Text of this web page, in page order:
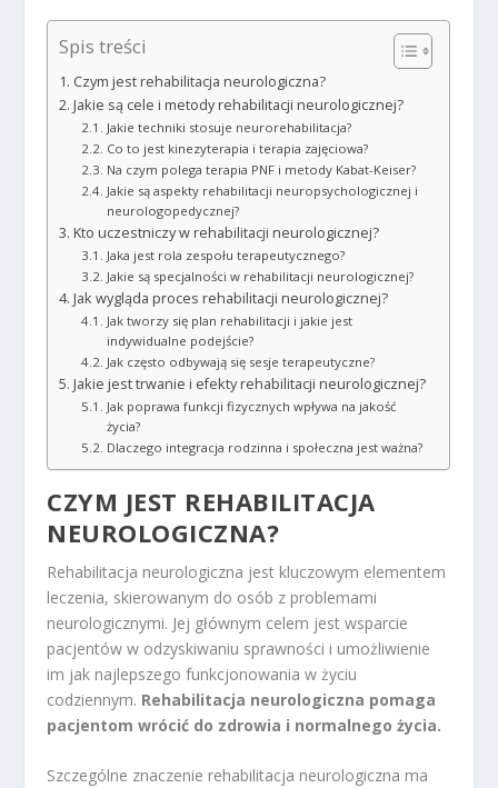
Spis treści
Czym jest rehabilitacja neurologiczna?
Jakie są cele i metody rehabilitacji neurologicznej?
Jakie techniki stosuje neurorehabilitacja?
Co to jest kinezyterapia i terapia zajęciowa?
Na czym polega terapia PNF i metody Kabat-Keiser?
Jakie są aspekty rehabilitacji neuropsychologicznej i
neurologopedycznej?
Kto uczestniczy w rehabilitacji neurologicznej?
Jaka jest rola zespołu terapeutycznego?
Jakie są specjalności w rehabilitacji neurologicznej?
Jak wygląda proces rehabilitacji neurologicznej?
Jak tworzy się plan rehabilitacji i jakie jest
indywidualne podejście?
Jak często odbywają się sesje terapeutyczne?
Jakie jest trwanie i efekty rehabilitacji neurologicznej?
Jak poprawa funkcji fizycznych wpływa na jakość
życia?
Dlaczego integracja rodzinna i społeczna jest ważna?
CZYM JEST REHABILITACJA
NEUROLOGICZNA?
Rehabilitacja neurologiczna jest kluczowym elementem
leczenia, skierowanym do osób z problemami
neurologicznymi. Jej głównym celem jest wsparcie
pacjentów w odzyskiwaniu sprawności i umożliwienie
im jak najlepszego funkcjonowania w życiu
codziennym. Rehabilitacja neurologiczna pomaga
pacjentom wrócić do zdrowia i normalnego życia.
Szczególne znaczenie rehabilitacja neurologiczna ma